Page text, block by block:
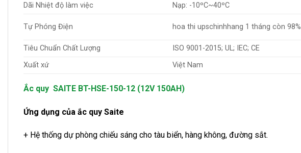
Dãi Nhiệt độ làm việc
Nạp: -10ºC~40ºC
Tự Phóng Điện hoa thi upschinhhang 1 tháng còn 98%
Tiêu Chuẩn Chất Lượng
ISO 9001-2015; UL; IEC; CE
Xuất xứ
Việt Nam
Ắc quy SAITE BT-HSE-150-12 (12V 150AH)
Ứng dụng của ắc quy Saite
+ Hệ thống dự phòng chiếu sáng cho tàu biển, hàng không, đường sắt.